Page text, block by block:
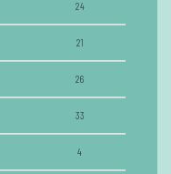
24
21
26
33
4